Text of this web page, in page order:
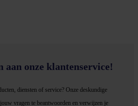
aan onze klantenservice!
diensten of service? Onze deskundige
vragen te beantwoorden en verwijzen je